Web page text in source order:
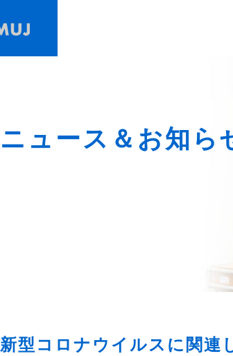
ニュース＆お知ら
新型コロナウイルスに関連